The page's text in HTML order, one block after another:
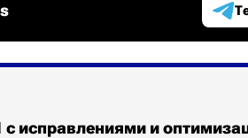
с исправлениями и